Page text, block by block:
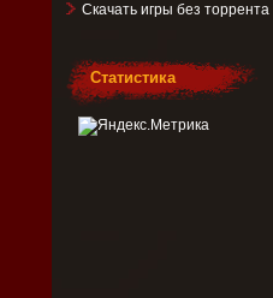
Скачать игры без торрента
Статистика